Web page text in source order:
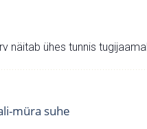
näitab ühes tunnis
müra suhe